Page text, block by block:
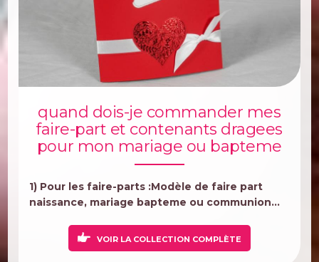
quand dois-je commander mes
faire-part et contenants dragees
pour mon mariage ou bapteme
1) Pour les faire-parts :Modèle de faire part
naissance, mariage bapteme ou communion...
VOIR LA COLLECTION COMPLÈTE